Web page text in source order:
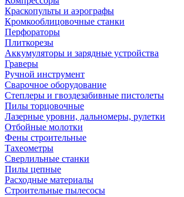
Краскопульты и аэрографы
Кромкооблицовочные станки
Перфораторы
Плиткорезы
Аккумуляторы и зарядные устройства
Граверы
Ручной инструмент
Сварочное оборудование
Степлеры и гвоздезабивные пистолеты
Пилы торцовочные
Лазерные уровни, дальномеры, рулетки
Отбойные молотки
Фены строительные
Тахеометры
Сверлильные станки
Пилы цепные
Расходные материалы
Строительные пылесосы